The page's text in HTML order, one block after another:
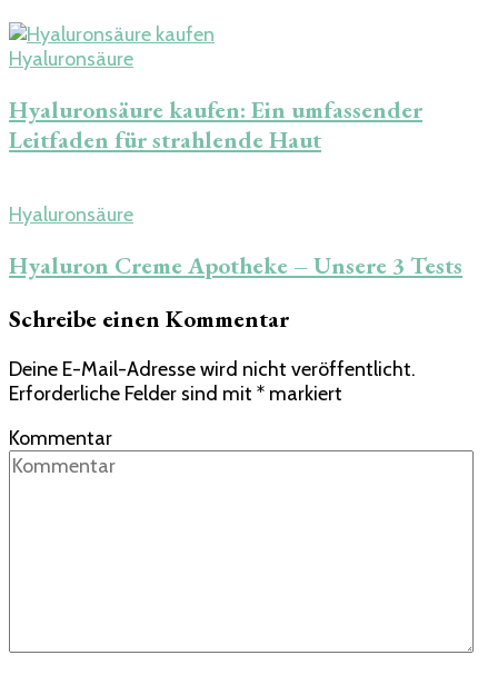
Hyaluronsäure
Hyaluronsäure kaufen: Ein umfassender
Leitfaden für strahlende Haut
Hyaluronsäure
Hyaluron Creme Apotheke – Unsere 3 Tests
Schreibe einen Kommentar
Deine E-Mail-Adresse wird nicht veröffentlicht.
Erforderliche Felder sind mit * markiert
Kommentar